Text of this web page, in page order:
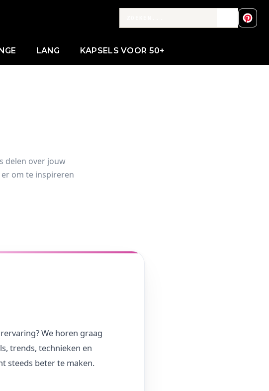
LANG KAPSELS VOOR 50+
delen over jouw
om te inspireren
We horen graag
trends, technieken en
steeds beter te maken.